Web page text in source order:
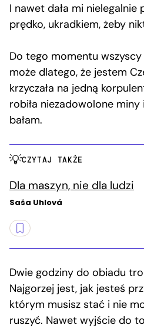
I nawet dała mi nielegalnie
prędko, ukradkiem, żeby
Do tego momentu
może dlatego, że jestem
krzyczała na jedną
robiła niezadowolone
bałam.
CZYTAJ TAKŻE
Dla maszyn, nie dla ludzi
Saša Uhlová
Dwie godziny do obiadu
Najgorzej jest, jak jesteś
którym musisz stać i nie
ruszyć. Nawet wyjście do